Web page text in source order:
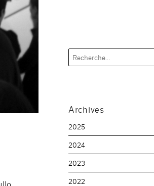
Recherche
pour :
Archives
2025
2024
2023
2022